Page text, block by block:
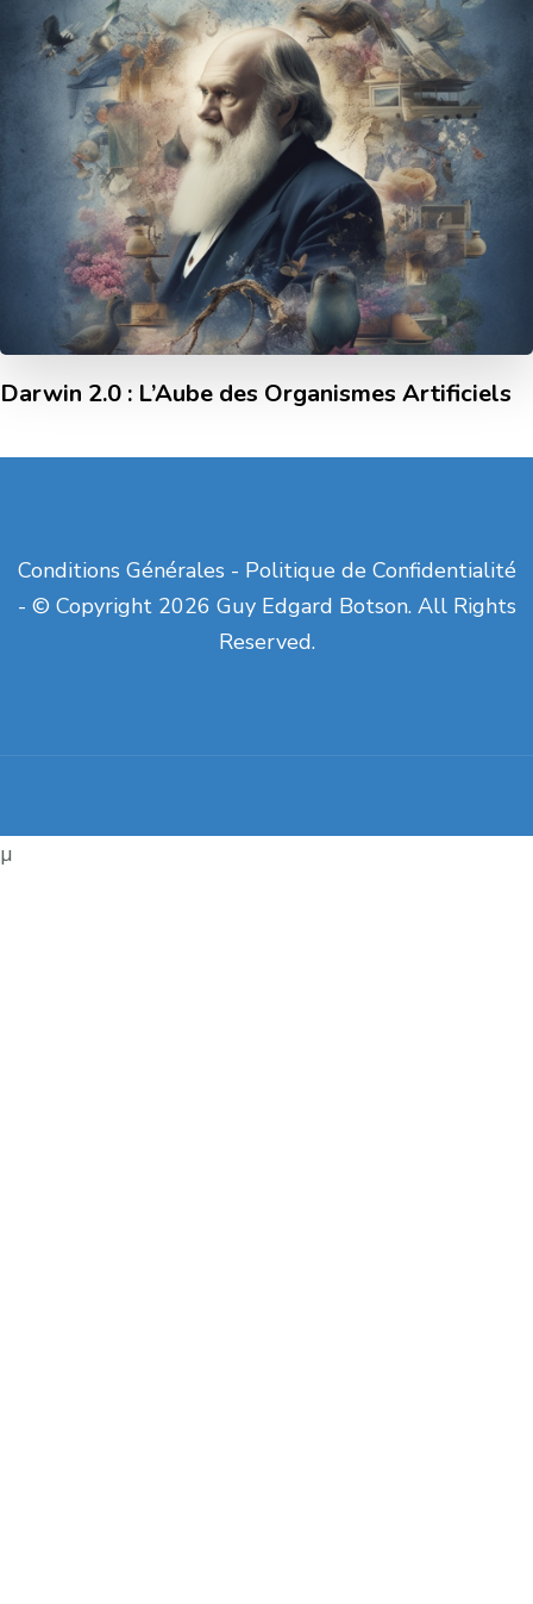
Darwin 2.0 : L’Aube des Organismes Artificiels
Conditions Générales - Politique de Confidentialité
- © Copyright 2026 Guy Edgard Botson. All Rights
Reserved.
µ